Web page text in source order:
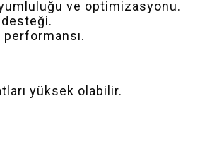
ve optimizasyonu.
yüksek olabilir.